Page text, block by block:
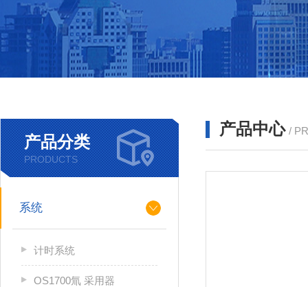
产品分类
PRODUCTS
系统
计时系统
OS1700氚 采用器
产品中心 /